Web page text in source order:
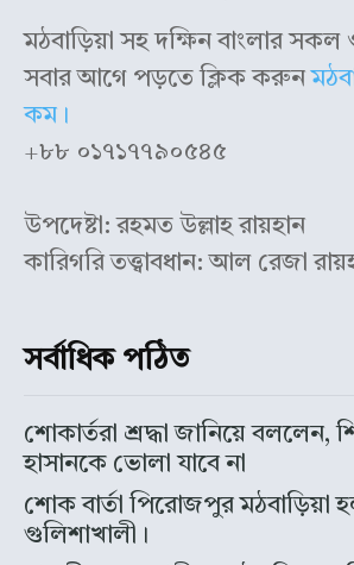
মঠবাড়িয়া সহ দক্ষিন বাংলার সকল
সবার আগে পড়তে ক্লিক করুন
কম।
+৮৮ ০১৭১৭৭৯০৫৪৫
উপদেষ্টা: রহমত উল্লাহ রায়হান
কারিগরি তত্ত্বাবধান: আল রেজা
সর্বাধিক পঠিত
শোকার্তরা শ্রদ্ধা জানিয়ে বললেন,
হাসানকে ভোলা যাবে না
শোক বার্তা পিরোজপুর মঠবাড়িয়া
গুলিশাখালী।